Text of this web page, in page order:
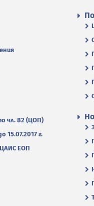
чл. 82 (ЦОП)
15.07.2017 г.
ЕОП